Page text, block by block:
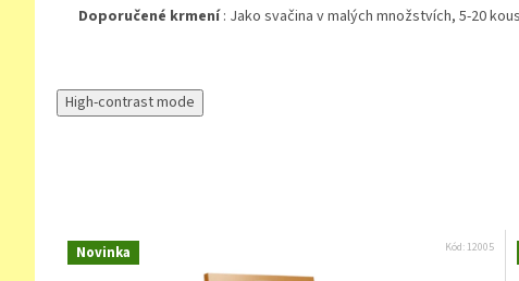
Doporučené krmení : Jako svačina v malých množstvích, 5-20
High-contrast mode
Novinka Kód: 12005